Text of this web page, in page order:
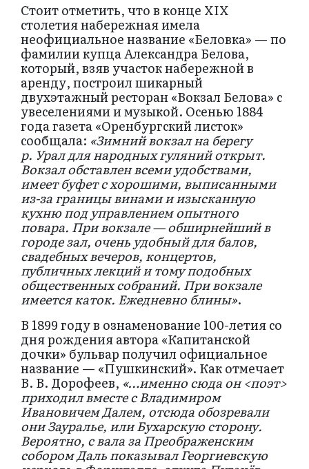
Стоит отметить, что в конце XIX
столетия набережная имела
неофициальное название «Беловка» — по
фамилии купца Александра Белова,
который, взяв участок набережной в
аренду, построил шикарный
двухэтажный ресторан «Вокзал Белова» с
увеселениями и музыкой. Осенью 1884
года газета «Оренбургский листок»
сообщала: «Зимний вокзал на берегу
р. Урал для народных гуляний открыт.
Вокзал обставлен всеми удобствами,
имеет буфет с хорошими, выписанными
из-за границы винами и изысканную
кухню под управлением опытного
повара. При вокзале — обширнейший в
городе зал, очень удобный для балов,
свадебных вечеров, концертов,
публичных лекций и тому подобных
общественных собраний. При вокзале
имеется каток. Ежедневно блины».
В 1899 году в ознаменование 100-летия со
дня рождения автора «Капитанской
дочки» бульвар получил официальное
название — «Пушкинский». Как отмечает
В. В. Дорофеев, «…именно сюда он <поэт>
приходил вместе с Владимиром
Ивановичем Далем, отсюда обозревали
они Зауралье, или Бухарскую сторону.
Вероятно, с вала за Преображенским
собором Даль показывал Георгиевскую